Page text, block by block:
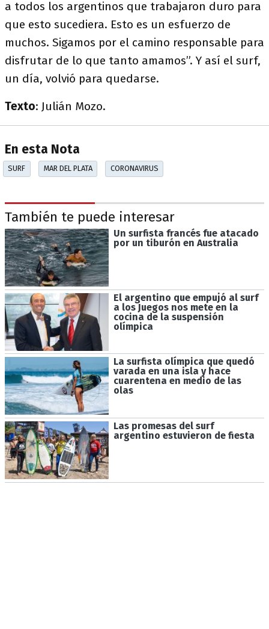
a todos los argentinos que trabajaron duro para
que esto sucediera. Esto es un esfuerzo de
muchos. Sigamos por el camino responsable para
disfrutar de lo que tanto amamos”. Y así el surf,
un día, volvió para quedarse.
Texto: Julián Mozo.
En esta Nota
SURF MAR DEL PLATA CORONAVIRUS
También te puede interesar
Un surfista francés fue atacado
por un tiburón en Australia
El argentino que empujó al surf
a los Juegos nos mete en la
cocina de la suspensión
olímpica
La surfista olímpica que quedó
varada en una isla y hace
cuarentena en medio de las
olas
Las promesas del surf
argentino estuvieron de fiesta